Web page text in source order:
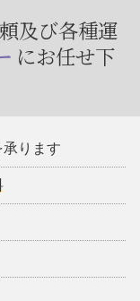
及び各種運
にお任せ下
ります